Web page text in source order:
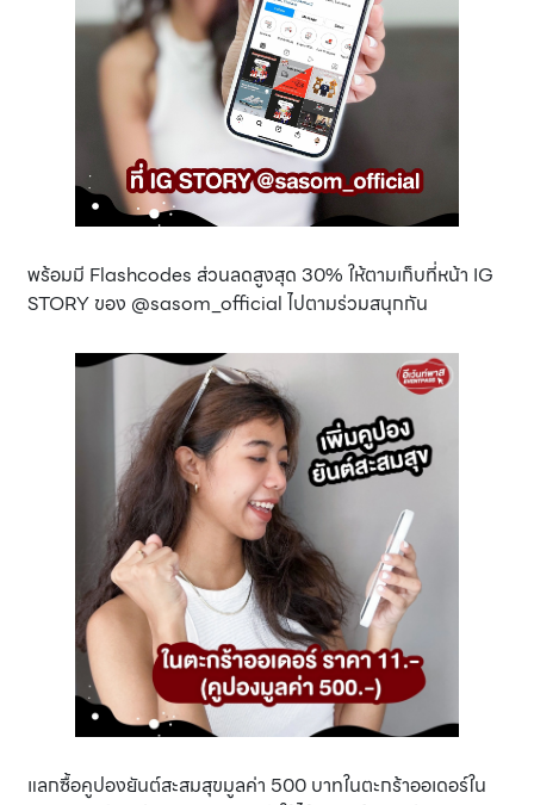
พร้อมมี Flashcodes ส่วนลดสูงสุด 30% ให้ตามเก็บที่หน้า IG
STORY ของ @sasom_official ไปตามร่วมสนุกกัน
แลกซื้อคูปองยันต์สะสมสุขมูลค่า 500 บาทในตะกร้าออเดอร์ใน